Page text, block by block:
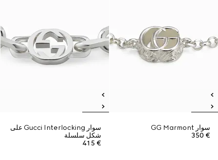
سوار GG Marmont
€ 350
سوار Gucci Interlocking على
شكل سلسلة
€ 415